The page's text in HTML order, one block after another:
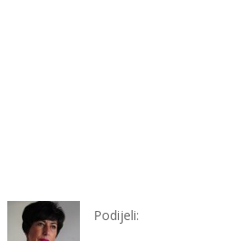
Podijeli: